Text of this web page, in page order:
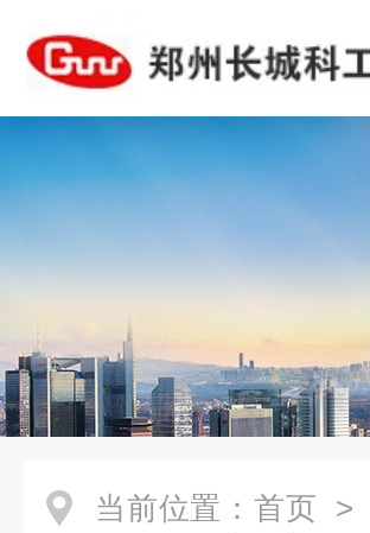
当前位置： 首页 >